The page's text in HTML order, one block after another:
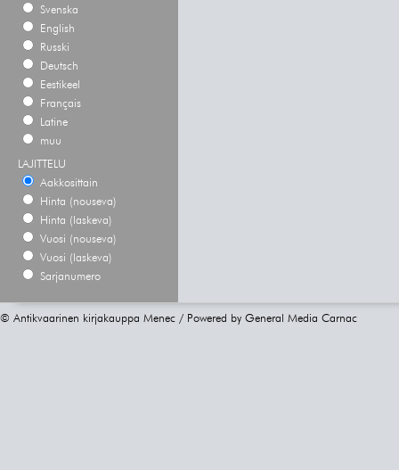
Svenska
English
Russki
Deutsch
Eestikeel
Français
Latine
muu
LAJITTELU
Aakkosittain
Hinta (nouseva)
Hinta (laskeva)
Vuosi (nouseva)
Vuosi (laskeva)
Sarjanumero
© Antikvaarinen kirjakauppa Menec / Powered by General Media Carnac